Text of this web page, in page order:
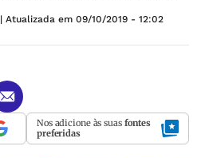
| Atualizada em 09/10/2019 - 12:02
Nos adicione às suas fontes
preferidas